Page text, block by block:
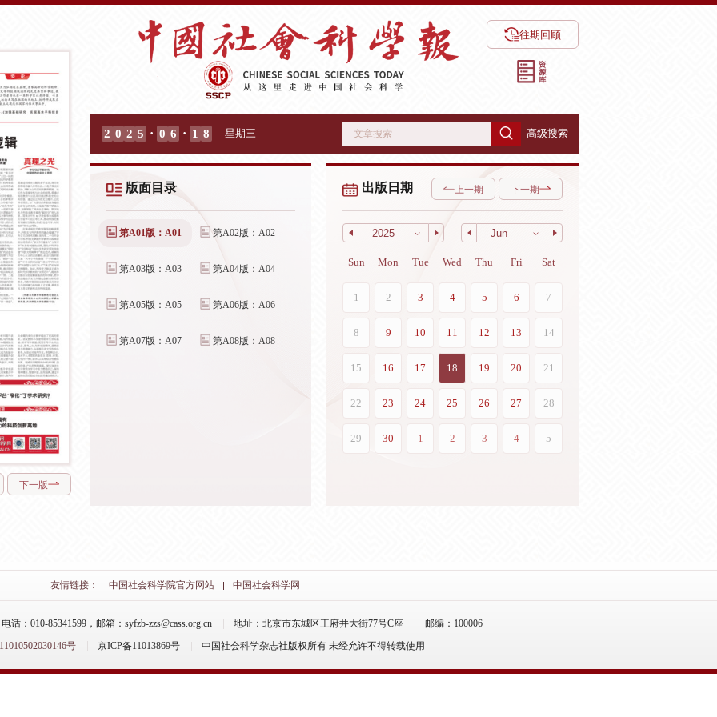
下一版
往期回顾
2 0 2 5 · 0 6 · 1 8 星期三 高级搜索
版面目录
第A01版：A01 第A02版：A02
第A03版：A03 第A04版：A04
第A05版：A05 第A06版：A06
第A07版：A07 第A08版：A08
出版日期 上一期 下一期
友情链接： 中国社会科学院官方网站 中国社会科学网
：010-85341599，邮箱：syfzb-zzs@cass.org.cn 地址：北京市东城区王府井大街77号C座
邮编：100006
号
京ICP备11013869号 中国社会科学杂志社版权所有 未经允许不得转载使用